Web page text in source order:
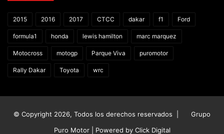
2015 2016 2017 CTCC dakar f1 Ford
formula1 honda lewis hamilton marc marquez
Motocross motogp Parque Viva puromotor
Rally Dakar Toyota wrc
© Copyright 2026, Todos los derechos reservados |
Grupo
Puro Motor | Powered by Click Digital